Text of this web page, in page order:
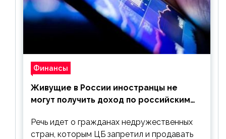
Финансы
Живущие в России иностранцы не
могут получить доход по российским
Речь идет о гражданах недружественных
стран, которым ЦБ запретил и продавать